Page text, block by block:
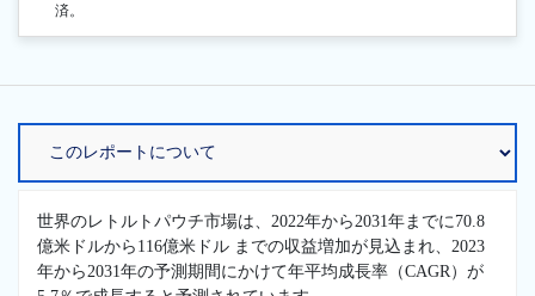
済。
世界のレトルトパウチ市場は、2022年から2031年までに70.8
億米ドルから116億米ドル までの収益増加が見込まれ、2023
年から2031年の予測期間にかけて年平均成長率（CAGR）が